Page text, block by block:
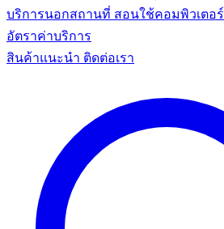
บริการนอกสถานที่ สอนใช้คอมพิวเตอร์
อัตราค่าบริการ
สินค้าแนะนำ ติดต่อเรา